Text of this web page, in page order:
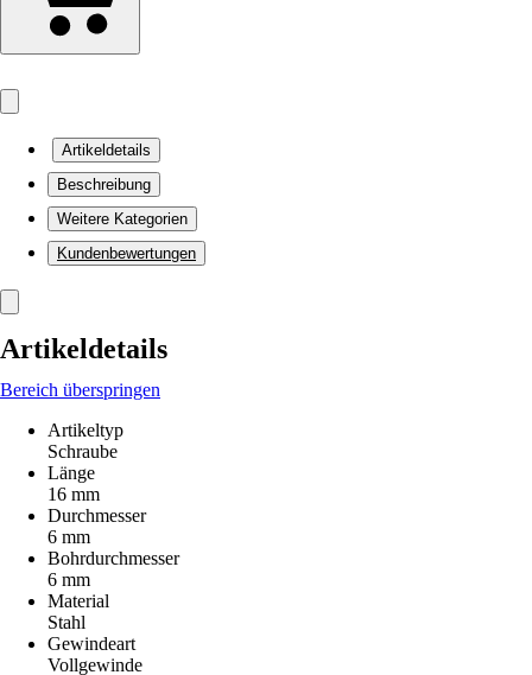
Artikeldetails
Beschreibung
Weitere Kategorien
Kundenbewertungen
Artikeldetails
Bereich überspringen
Artikeltyp
Schraube
Länge
16 mm
Durchmesser
6 mm
Bohrdurchmesser
6 mm
Material
Stahl
Gewindeart
Vollgewinde